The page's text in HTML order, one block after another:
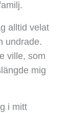
alltid velat
undrade.
ville, som
mig
i mitt